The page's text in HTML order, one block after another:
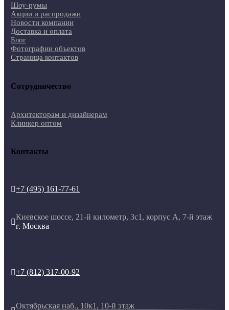
Шоу-румы
Акции и распродажи
Новости компании
Доставка и оплата
Блог
Фотографии объектов
Страница контактов
Сотрудничество
Архитекторам и дизайнерам
Клинкер оптом
Контакты
+7 (495) 161-77-61

Киевское шоссе, 21-й километр, 3с1, корпус А, 7-й этаж
г. Москва
+7 (812) 317-00-92
Октябрьская наб., 10к1, 10-й этаж